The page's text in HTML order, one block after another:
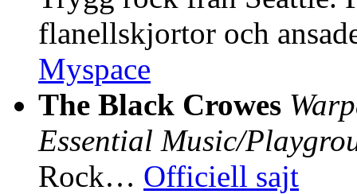
flanellskjortor och
Myspace
The Black Crowes
Essential Music/
Rock… Officiell sajt